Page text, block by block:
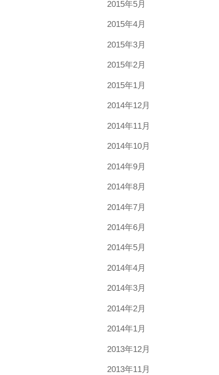
2015年5月
2015年4月
2015年3月
2015年2月
2015年1月
2014年12月
2014年11月
2014年10月
2014年9月
2014年8月
2014年7月
2014年6月
2014年5月
2014年4月
2014年3月
2014年2月
2014年1月
2013年12月
2013年11月